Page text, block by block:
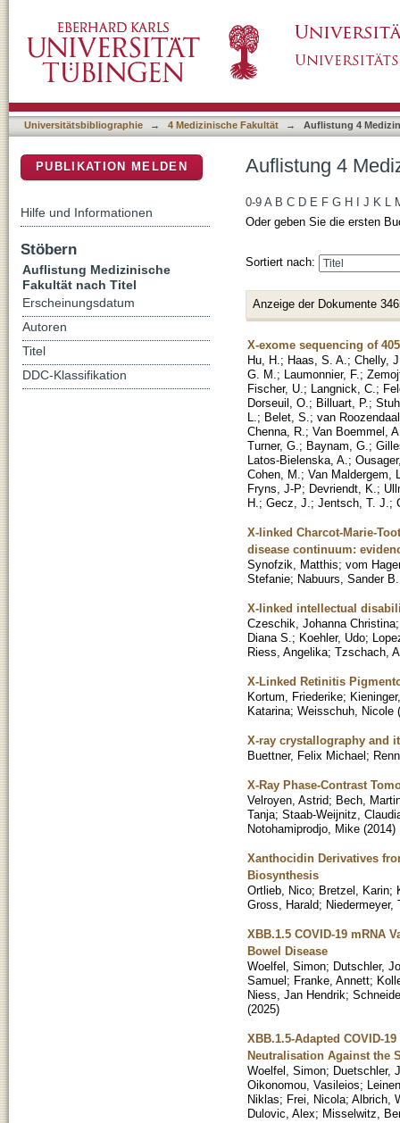
Universitätsbibliographie → 4 Medizinische Fakultät → Auflistung 4
Auflistung 4
0-9 A B C D E F G H J K L
Oder geben Sie die ersten
Sortiert nach:
Anzeige der Dokumente
X-exome sequencing of
Hu, H. ; Haas, S. A. ; Chelly,
G. M. ; Laumonnier, F. ;
Fischer, U. ; Langnick, C. ;
Dorseuil, O. ; Billuart, P. ;
L. ; Belet, S. ; van
Chenna, R. ; Van Boemmel,
Turner, G. ; Baynam, G. ;
Latos-Bielenska, A. ;
Cohen, M. ; Van Maldergem,
Fryns, J-P; Devriendt, K. ;
H. ; Gecz, J. ; Jentsch, T. J. ;
X-linked Charcot-Marie-
disease continuum:
Synofzik, Matthis; vom
Stefanie; Nabuurs, Sander B.
X-linked intellectual
Czeschik, Johanna Christina
Diana S. ; Koehler, Udo;
Riess, Angelika; Tzschach,
X-Linked Retinitis
Kortum, Friederike;
Katarina; Weisschuh, Nicole (
X-ray crystallography and
Buettner, Felix Michael;
X-Ray Phase-Contrast
Velroyen, Astrid; Bech,
Tanja; Staab-Weijnitz,
Notohamiprodjo, Mike (2014)
Xanthocidin Derivatives
Biosynthesis
Ortlieb, Nico; Bretzel, Karin;
Gross, Harald; Niedermeyer,
XBB.1.5 COVID-19 mRNA
Bowel Disease
Woelfel, Simon; Dutschler,
Samuel; Franke, Annett;
Niess, Jan Hendrik;
(2025)
XBB.1.5-Adapted COVID-
Neutralisation Against the
Woelfel, Simon; Duetschler,
Oikonomou, Vasileios;
Niklas; Frei, Nicola; Albrich,
Dulovic, Alex; Misselwitz,
PUBLIKATION MELDEN
Hilfe und Informationen
Stöbern
Auflistung Medizinische
Fakultät nach Titel
Erscheinungsdatum
Autoren
Titel
DDC-Klassifikation